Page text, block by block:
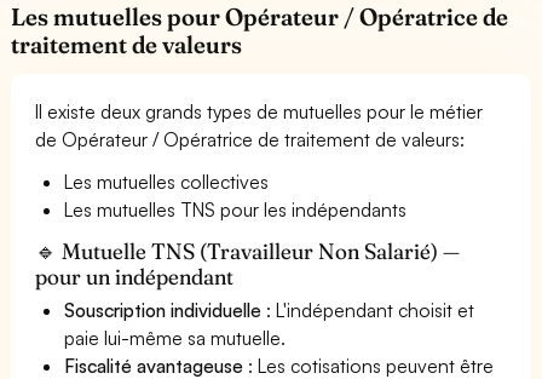
Les mutuelles pour Opérateur / Opératrice de
traitement de valeurs
Il existe deux grands types de mutuelles pour le métier
de Opérateur / Opératrice de traitement de valeurs:
Les mutuelles collectives
Les mutuelles TNS pour les indépendants
🔹 Mutuelle TNS (Travailleur Non Salarié) —
pour un indépendant
Souscription individuelle : L'indépendant choisit et
paie lui-même sa mutuelle.
Fiscalité avantageuse : Les cotisations peuvent être